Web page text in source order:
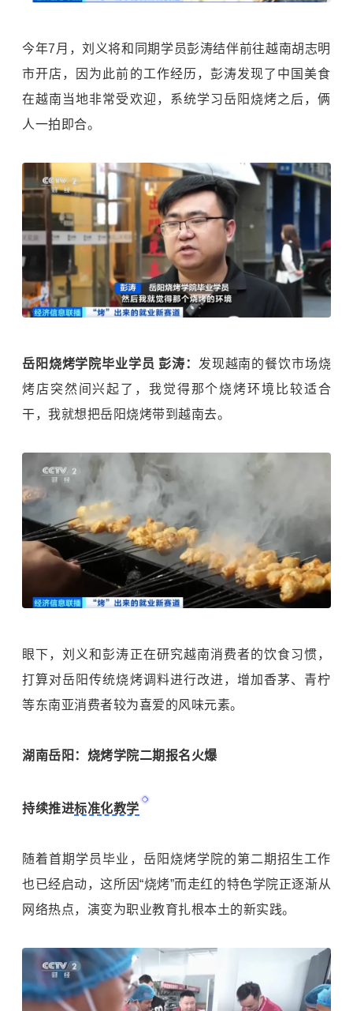
今年7月，刘义将和同期学员彭涛结伴前往越南胡志明
市开店，因为此前的工作经历，彭涛发现了中国美食
在越南当地非常受欢迎，系统学习岳阳烧烤之后，俩
人一拍即合。
岳阳烧烤学院毕业学员 彭涛： 发现越南的餐饮市场烧
烤店突然间兴起了，我觉得那个烧烤环境比较适合
干，我就想把岳阳烧烤带到越南去。
眼下，刘义和彭涛正在研究越南消费者的饮食习惯，
打算对岳阳传统烧烤调料进行改进，增加香茅、青柠
等东南亚消费者较为喜爱的风味元素。
湖南岳阳：烧烤学院二期报名火爆
持续推进标准化教学
随着首期学员毕业，岳阳烧烤学院的第二期招生工作
也已经启动，这所因“烧烤”而走红的特色学院正逐渐从
网络热点，演变为职业教育扎根本土的新实践。